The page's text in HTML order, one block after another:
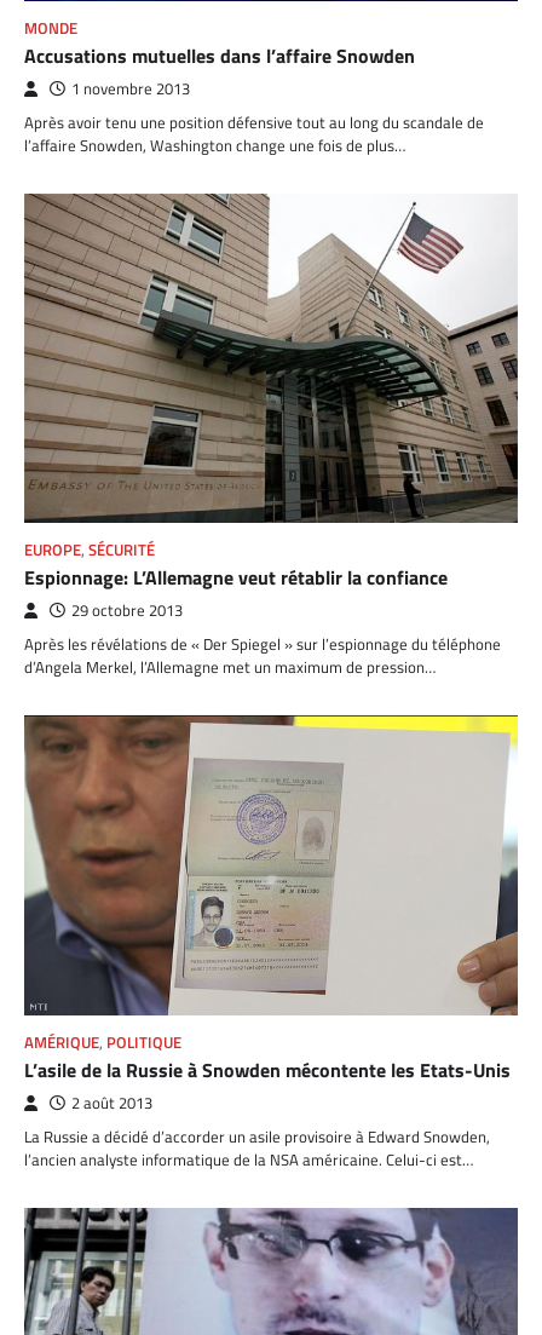
MONDE
Accusations mutuelles dans l’affaire Snowden
1 novembre 2013
Après avoir tenu une position défensive tout au long du scandale de
l’affaire Snowden, Washington change une fois de plus…
EUROPE, SÉCURITÉ
Espionnage: L’Allemagne veut rétablir la confiance
29 octobre 2013
Après les révélations de « Der Spiegel » sur l’espionnage du téléphone
d’Angela Merkel, l’Allemagne met un maximum de pression…
AMÉRIQUE, POLITIQUE
L’asile de la Russie à Snowden mécontente les Etats-Unis
2 août 2013
La Russie a décidé d’accorder un asile provisoire à Edward Snowden,
l’ancien analyste informatique de la NSA américaine. Celui-ci est…